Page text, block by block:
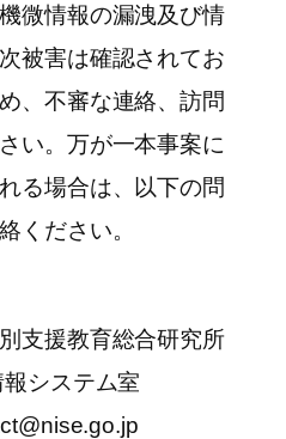
微情報の漏洩及び情
被害は確認されてお
、不審な連絡、訪問
い。万が一本事案に
る場合は、以下の問
ください。
支援教育総合研究所
システム室